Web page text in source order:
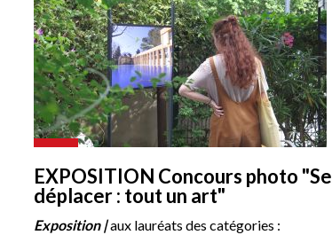
EXPOSITION Concours photo "Se
déplacer : tout un art"
Exposition |aux lauréats des catégories :